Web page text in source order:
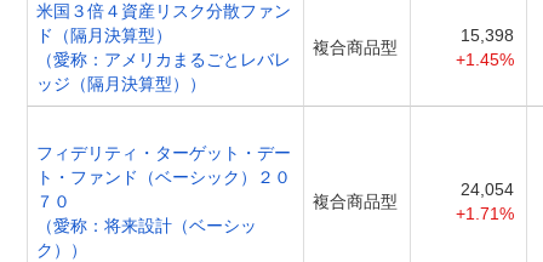
米国３倍４資産リスク分散ファン
ド（隔月決算型）
（愛称：アメリカまるごとレバレ
ッジ（隔月決算型））
複合商品型
15,398
+1.45%
フィデリティ・ターゲット・デー
ト・ファンド（ベーシック）２０
７０
（愛称：将来設計（ベーシッ
ク））
複合商品型
24,054
+1.71%